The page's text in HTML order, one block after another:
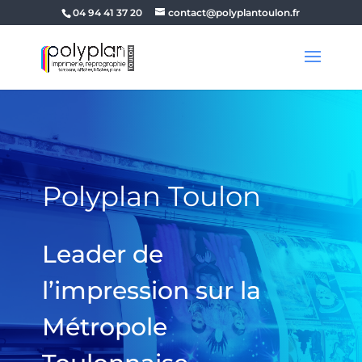
04 94 41 37 20 contact@polyplantoulon.fr
Polyplan Toulon
Leader de
l’impression sur la
Métropole